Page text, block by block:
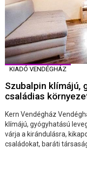
KIADÓ VENDÉGHÁZ
Szubalpin klímájú,
családias
Kern Vendégház
klímájú, gyógyhatású
várja a kirándulásra,
családokat, baráti társaság